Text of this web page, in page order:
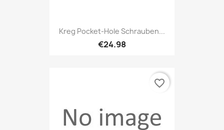
Kreg Pocket-Hole Schrauben...
€24.98
favorite_border